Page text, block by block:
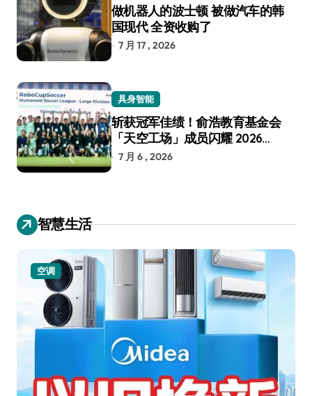
做机器人的波士顿 被做汽车的韩
国现代 全资收购了
7 月 17 , 2026
具身智能
斩获冠军佳绩！俞浩教育基金会
「天空工场」成员闪耀 2026
RoboCup 机器人世界杯
7 月 6 , 2026
智慧生活
空调